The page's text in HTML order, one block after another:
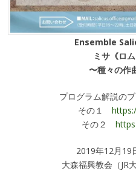
Ensemble
ミサ《ロ
〜種々の作
プログラム解説の
その１
その２
2019年12月19
大森福興教会（JR